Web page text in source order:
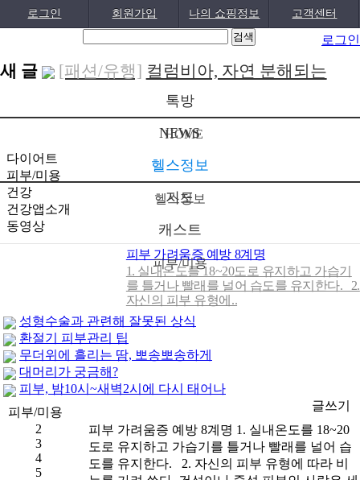
로그인 회원가입 나의 쇼핑정보 고객센터
로그인
새 글 [패션/유행] 컬럼비아, 자연 분해되는
ITZY 류진, 동해안 산불 피
[04-12]
[보도자료/칼럼] GS25, 워너브라더스와
배트맨콜라·..
[04-05]
봄철 자살률 증가, 10대 청소년
이 위..[04-01]
[건강] 향긋한 봄내음 가득 제철나물,
효능..
[건강]
방수..[03-28]
[보도자료/칼럼] 오뚜기, 브랜드 경험
공간 ‘오키친 ..[03-28]
[보도자료/칼럼] GS25, 하이트진로와
손잡고 ‘갓생폭..[05-24]
무조건 탄수화물 끊기? 당류부
터 줄..[05-19]
[다이어트] 운동 어려울때 다이어트 도
움되는 음..[05-19]
톡방
NEWS
헬스정보
지도
캐스트
HOME
헬스정보
피부/미용
다이어트
피부/미용
건강
건강앱소개
동영상
피부 가려움증 예방 8계명
1. 실내온도를 18~20도로 유지하고 가습기
를 틀거나 빨래를 널어 습도를 유지한다. 2.
자신의 피부 유형에..
성형수술과 관련해 잘못된 상식
환절기 피부관리 팁
무더위에 흘리는 땀, 뽀송뽀송하게
대머리가 궁금해?
피부, 밤10시~새벽2시에 다시 태어나
피부/미용
글쓰기
피부 가려움증 예방 8계명 1. 실내온도를 18~20
도로 유지하고 가습기를 틀거나 빨래를 널어 습
도를 유지한다. 2. 자신의 피부 유형에 따라 비
2
3
4
5